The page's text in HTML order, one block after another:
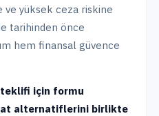
yüksek ceza riskine
tarihinden önce
hem finansal güvence
için formu
alternatiflerini birlikte